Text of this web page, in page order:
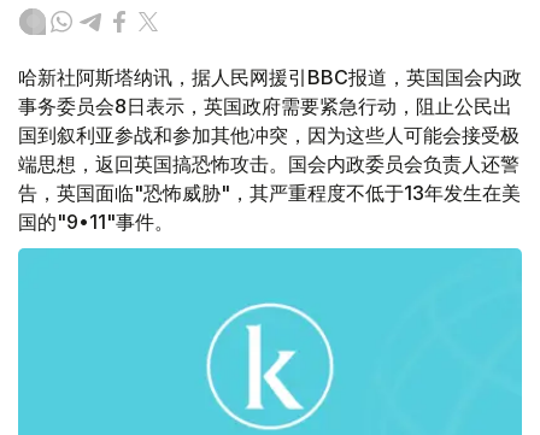
哈新社阿斯塔纳讯，据人民网援引BBC报道，英国国会内政
事务委员会8日表示，英国政府需要紧急行动，阻止公民出
国到叙利亚参战和参加其他冲突，因为这些人可能会接受极
端思想，返回英国搞恐怖攻击。国会内政委员会负责人还警
告，英国面临"恐怖威胁"，其严重程度不低于13年发生在美
国的"9•11"事件。